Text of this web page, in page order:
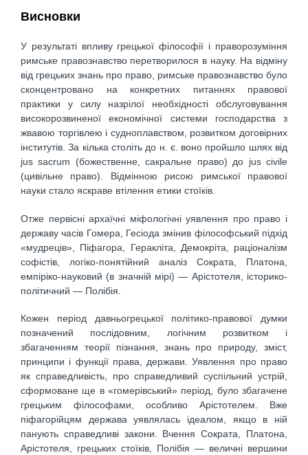
Висновки
У результаті впливу грецької філософії і праворозуміння
римське правознавство перетворилося в науку. На відміну
від грецьких знань про право, римське правознавство було
сконцентровано на конкретних питаннях правової
практики у силу назрілої необхідності обслуговування
високорозвиненої економічної системи господарства з
жвавою торгівлею і судноплавством, розвитком договірних
інститутів. За кілька століть до н. є. воно пройшло шлях від
jus sacrum (божественне, сакральне право) до jus civile
(цивільне право). Відмінною рисою римської правової
науки стало яскраве втілення етики стоїків.
Отже первісні архаїчні міфологічні уявлення про право і
державу часів Гомера, Гесіода змінив філософський підхід
«мудреців», Піфагора, Геракліта, Демокріта, раціоналізм
софістів, логіко-понятійний аналіз Сократа, Платона,
емпіріко-науковий (в значній мірі) — Арістотеля, історико-
політичний — Полібія.
Кожен період давньогрецької політико-правової думки
позначений послідовним, логічним розвитком і
збагаченням теорії пізнання, знань про природу, зміст,
принципи і функції права, держави. Уявлення про право
як справедливість, про справедливий суспільний устрій,
сформоване ще в «гомерівський» період, було збагачене
грецьким філософами, особливо Арістотелем. Вже
піфагорійцям держава уявлялась ідеалом, якщо в ній
панують справедливі закони. Вчення Сократа, Платона,
Арістотеля, грецьких стоїків, Полібія — величні вершини